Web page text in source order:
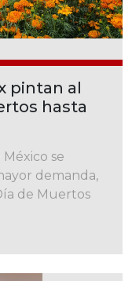
pintan al
hasta
se
demanda,
de Muertos